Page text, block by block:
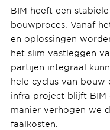
BIM heeft een
bouwproces. Vanaf
en oplossingen
het slim vastleggen
partijen integraal
hele cyclus van
infra project blijft BIM
manier verhogen we
faalkosten.